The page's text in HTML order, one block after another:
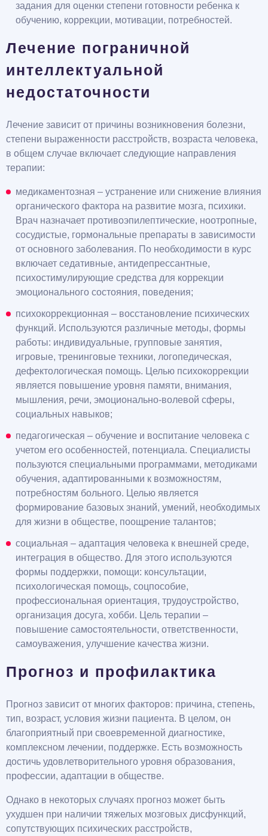
задания для оценки степени готовности ребенка к
обучению, коррекции, мотивации, потребностей.
Лечение пограничной
интеллектуальной
недостаточности
Лечение зависит от причины возникновения болезни,
степени выраженности расстройств, возраста человека,
в общем случае включает следующие направления
терапии:
медикаментозная – устранение или снижение влияния
органического фактора на развитие мозга, психики.
Врач назначает противоэпилептические, ноотропные,
сосудистые, гормональные препараты в зависимости
от основного заболевания. По необходимости в курс
включает седативные, антидепрессантные,
психостимулирующие средства для коррекции
эмоционального состояния, поведения;
психокоррекционная – восстановление психических
функций. Используются различные методы, формы
работы: индивидуальные, групповые занятия,
игровые, тренинговые техники, логопедическая,
дефектологическая помощь. Целью психокоррекции
является повышение уровня памяти, внимания,
мышления, речи, эмоционально-волевой сферы,
социальных навыков;
педагогическая – обучение и воспитание человека с
учетом его особенностей, потенциала. Специалисты
пользуются специальными программами, методиками
обучения, адаптированными к возможностям,
потребностям больного. Целью является
формирование базовых знаний, умений, необходимых
для жизни в обществе, поощрение талантов;
социальная – адаптация человека к внешней среде,
интеграция в общество. Для этого используются
формы поддержки, помощи: консультации,
психологическая помощь, соцпособие,
профессиональная ориентация, трудоустройство,
организация досуга, хобби. Цель терапии –
повышение самостоятельности, ответственности,
самоуважения, улучшение качества жизни.
Прогноз и профилактика
Прогноз зависит от многих факторов: причина, степень,
тип, возраст, условия жизни пациента. В целом, он
благоприятный при своевременной диагностике,
комплексном лечении, поддержке. Есть возможность
достичь удовлетворительного уровня образования,
профессии, адаптации в обществе.
Однако в некоторых случаях прогноз может быть
ухудшен при наличии тяжелых мозговых дисфункций,
сопутствующих психических расстройств,